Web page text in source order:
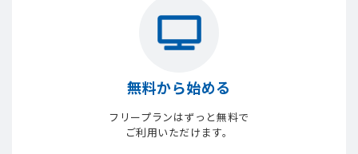
無料から始める
フリープランはずっと無料で
ご利用いただけます。